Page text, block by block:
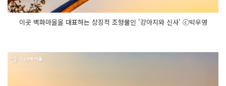
이곳 벽화마을을 대표하는 상징적 조형물인 '강아지와 신사' ⓒ박우영